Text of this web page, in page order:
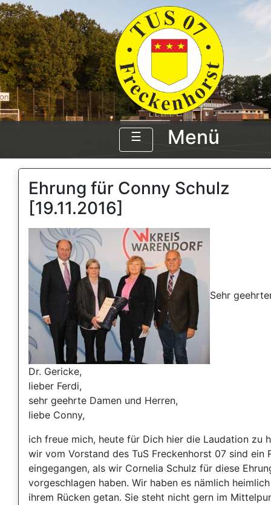
☰ Menü
Ehrung für Conny Schulz
[19.11.2016]
Sehr
Dr. Gericke,
lieber Ferdi,
sehr geehrte Damen und Herren,
liebe Conny,
ich freue mich, heute für Dich hier die Laudation zu
wir vom Vorstand des TuS Freckenhorst 07 sind ein
eingegangen, als wir Cornelia Schulz für diese
vorgeschlagen haben. Wir haben es nämlich
ihrem Rücken getan. Sie steht nicht gern im